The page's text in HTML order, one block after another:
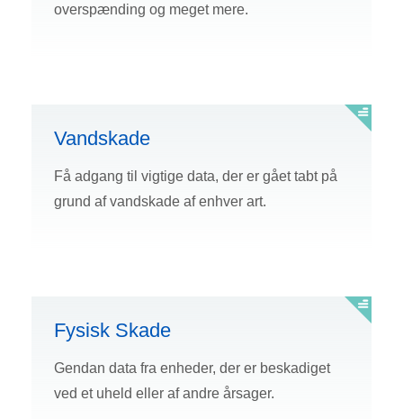
overspænding og meget mere.
Vandskade
Få adgang til vigtige data, der er gået tabt på
grund af vandskade af enhver art.
Fysisk Skade
Gendan data fra enheder, der er beskadiget
ved et uheld eller af andre årsager.